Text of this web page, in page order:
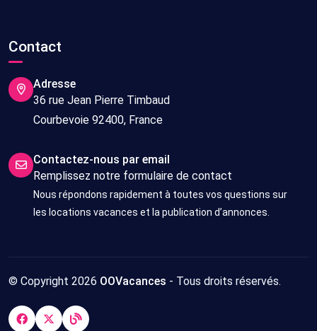
Contact
Adresse
36 rue Jean Pierre Timbaud
Courbevoie 92400, France
Contactez-nous par email
Remplissez notre formulaire de contact
Nous répondons rapidement à toutes vos questions sur
les locations vacances et la publication d’annonces.
© Copyright 2026 OOVacances - Tous droits réservés.